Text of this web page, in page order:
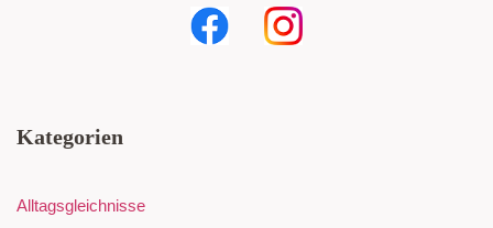
Kategorien
Alltagsgleichnisse